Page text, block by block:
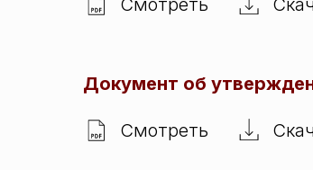
Смотреть
Документ об
Смотреть